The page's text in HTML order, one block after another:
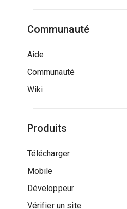
Communauté
Aide
Communauté
Wiki
Produits
Télécharger
Mobile
Développeur
Vérifier un site